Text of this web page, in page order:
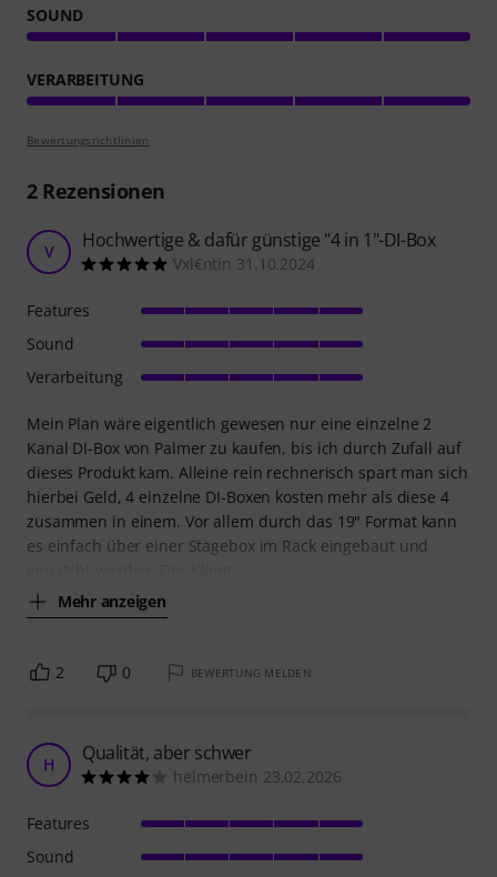
SOUND
VERARBEITUNG
Bewertungsrichtlinien
2Rezensionen
V Hochwertige & dafür günstige "4 in 1"-DI-Box
Vxl€ntin 31.10.2024
Mein Plan wäre eigentlich gewesen nur eine einzelne 2
Kanal DI-Box von Palmer zu kaufen, bis ich durch Zufall auf
dieses Produkt kam. Alleine rein rechnerisch spart man sich
hierbei Geld, 4 einzelne DI-Boxen kosten mehr als diese 4
zusammen in einem. Vor allem durch das 19" Format kann
es einfach über einer Stagebox im Rack eingebaut und
Mehr anzeigen
Features
Sound
Verarbeitung
2 0 BEWERTUNG MELDEN
H Qualität, aber schwer
helmerbein 23.02.2026
Features
Sound